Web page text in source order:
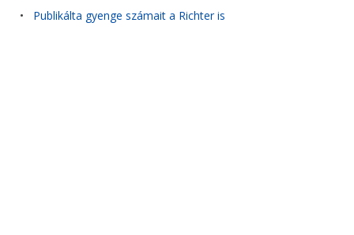
• Publikálta gyenge számait a Richter is